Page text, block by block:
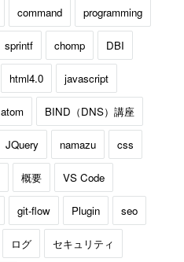
command programming
sprintf chomp DBI
html4.0 javascript
atom BIND（DNS）講座
JQuery namazu css
概要 VS Code
git-flow Plugin seo
ログ セキュリティ